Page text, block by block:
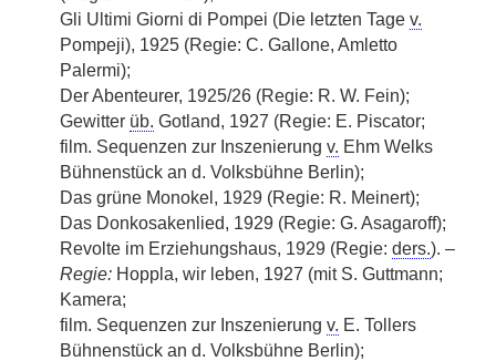
Gli Ultimi Giorni di Pompei (Die letzten Tage v.
Pompeji), 1925 (Regie: C. Gallone, Amletto
Palermi);
Der Abenteurer, 1925/26 (Regie: R. W. Fein);
Gewitter üb. Gotland, 1927 (Regie: E. Piscator;
film. Sequenzen zur Inszenierung v. Ehm Welks
Bühnenstück an d. Volksbühne Berlin);
Das grüne Monokel, 1929 (Regie: R. Meinert);
Das Donkosakenlied, 1929 (Regie: G. Asagaroff);
Revolte im Erziehungshaus, 1929 (Regie: ders.). –
Regie: Hoppla, wir leben, 1927 (mit S. Guttmann;
Kamera;
film. Sequenzen zur Inszenierung v. E. Tollers
Bühnenstück an d. Volksbühne Berlin);